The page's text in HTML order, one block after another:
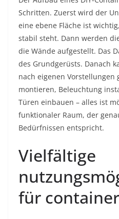
Schritten. Zuerst wird der
eine ebene Fläche ist
stabil steht. Dann werden
die Wände aufgestellt. Das
des Grundgerüsts. Danach
nach eigenen Vorstellungen
montieren, Beleuchtung
Türen einbauen – alles ist
funktionaler Raum, der
Bedürfnissen entspricht.
Vielfältige
für container